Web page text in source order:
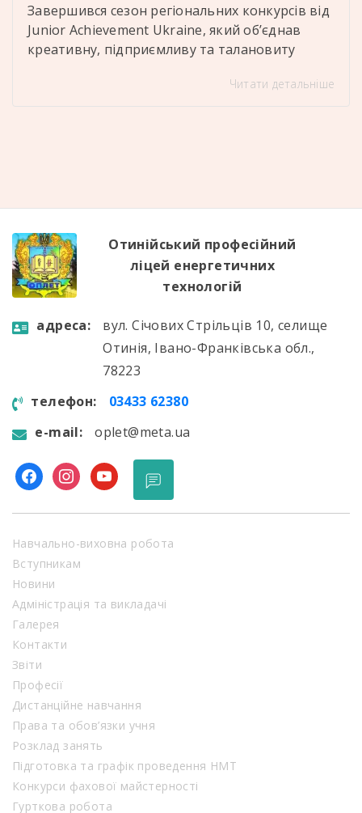
Завершився сезон регіональних конкурсів від
Junior Achievement Ukraine, який об’єднав
креативну, підприємливу та талановиту
представили свої бізнес-ідеї та проєкти, серед
цікаві ідеї «Пастильно» – відповідальність,
Читати детальніше
Отинійський професійний
ліцей енергетичних
технологій
aдресa:
вул. Січових Стрільців 10, селище
Отинія, Івано-Франківська обл.,
78223
телефон:
03433 62380
e-mail:
oplet@meta.ua
facebookinstagram
youtube
Навчально-виховна робота
Вступникам
Новини
Адміністрація та викладачі
Галерея
Контакти
Звіти
Професії
Дистанційне навчання
Права та обов’язки учня
Розклад занять
Підготовка та графік проведення НМТ
Конкурси фахової майстерності
Гурткова робота